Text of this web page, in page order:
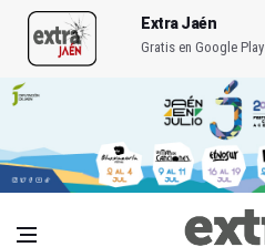
Extra Jaén
Gratis en Google Play